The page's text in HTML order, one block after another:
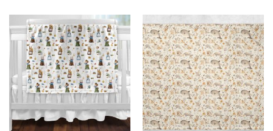
à
124.00$
122.00$